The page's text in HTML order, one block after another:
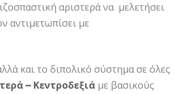
αριστερά να μελετήσει
αντιμετωπίσει με
και το διπολικό σύστημα σε όλες
– Κεντροδεξιά με βασικούς